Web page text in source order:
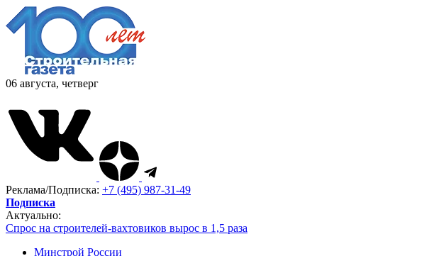
06 августа, четверг
Реклама/Подписка: +7 (495) 987-31-49
Подписка
Актуально:
Спрос на строителей-вахтовиков вырос в 1,5 раза
Минстрой России